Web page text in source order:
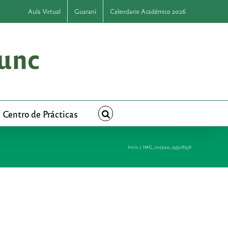
Aula Virtual Guaraní Calendario Académico 2026
Centro de Prácticas
Inicio IMG_20231111_155308536